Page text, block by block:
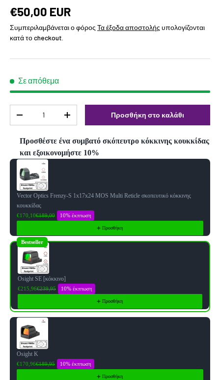
€50,00 EUR
Συμπεριλαμβάνεται ο φόρος Τα έξοδα αποστολής υπολογίζονται
κατά το checkout.
Σε απόθεμα
-
+ Προσθήκη στο καλάθι
Προσθέστε ένα συμβατό σκόπευτρο κόκκινης κουκκίδας
και εξοικονομήστε 10%
Use the Previous and Next buttons to navigate through product
Vector Optics Frenzy-S 1x17x24 MOS Multi Reticle σκοπευτικό κόκκινης
κουκκίδας
€170,10€189,00 10% έκπτωση
Προσθήκη
Osight SE [κόκκινο]
€215,96€239,95 10% έκπτωση
Προσθήκη
Bestseller
Osight K
€170,96€189,95 10% έκπτωση
Προσθήκη